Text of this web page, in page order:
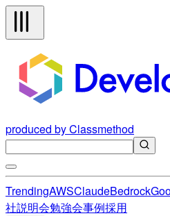
produced by Classmethod
TrendingAWSClaudeBedrock
社説明会勉強会事例採用